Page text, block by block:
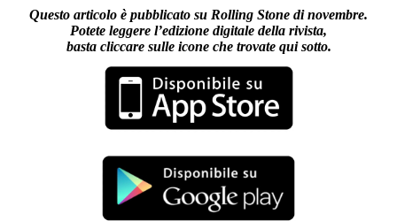
Questo articolo è pubblicato su Rolling Stone di novembre.
Potete leggere l’edizione digitale della rivista,
basta cliccare sulle icone che trovate qui sotto.